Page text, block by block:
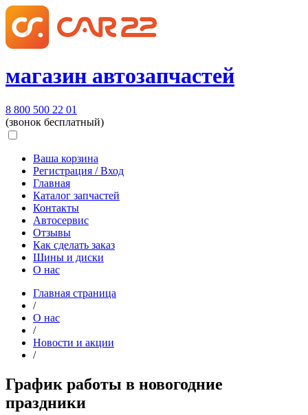
магазин автозапчастей
8 800 500 22 01
(звонок бесплатный)
Ваша корзина
Регистрация / Вход
Главная
Каталог запчастей
Контакты
Автосервис
Отзывы
Как сделать заказ
Шины и диски
О нас
Главная страница
/
О нас
/
Новости и акции
/
График работы в новогодние
праздники